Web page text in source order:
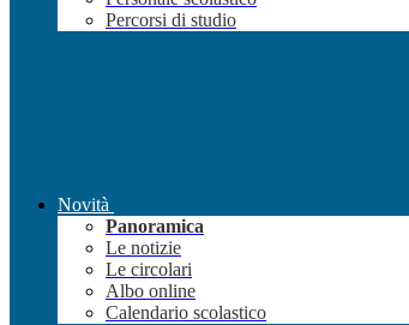
Percorsi di studio
Novità
Panoramica
Le notizie
Le circolari
Albo online
Calendario scolastico